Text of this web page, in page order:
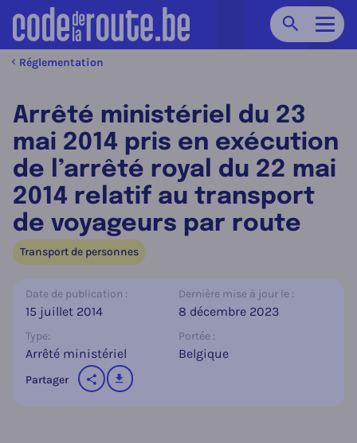
Chercher
Réglementation
Arrêté ministériel du 23
mai 2014 pris en exécution
de l’arrêté royal du 22 mai
2014 relatif au transport
de voyageurs par route
Transport de personnes
Date de publication :
15 juillet 2014
Dernière mise à jour le :
8 décembre 2023
Type:
Arrêté ministériel
Portée :
Belgique
Partager télécharger